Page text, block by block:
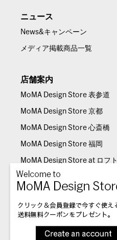
ニュース
News&キャンペーン
メディア掲載商品一覧
店舗案内
MoMA Design Store 表参道
MoMA Design Store 京都
MoMA Design Store 心斎橋
MoMA Design Store 福岡
MoMA Design Store at ロフト